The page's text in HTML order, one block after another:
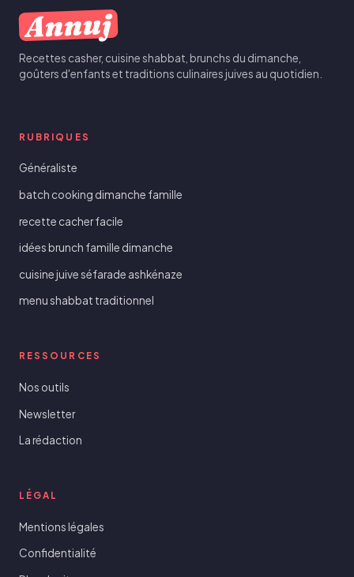
Annuj
Recettes casher, cuisine shabbat, brunchs du dimanche,
goûters d'enfants et traditions culinaires juives au quotidien.
RUBRIQUES
Généraliste
batch cooking dimanche famille
recette cacher facile
idées brunch famille dimanche
cuisine juive séfarade ashkénaze
menu shabbat traditionnel
RESSOURCES
Nos outils
Newsletter
La rédaction
LÉGAL
Mentions légales
Confidentialité